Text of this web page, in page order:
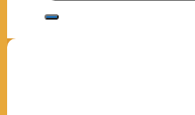
kiếm: